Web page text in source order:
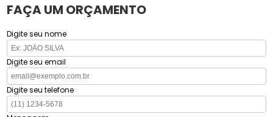
FAÇA UM ORÇAMENTO
Digite seu nome
Digite seu email
Digite seu telefone